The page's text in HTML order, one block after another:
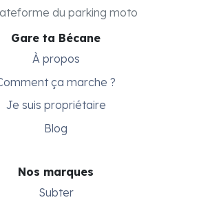
Gare ta Bécane
À propos
ça marche ?
Je suis propriétaire
Blog
Nos marques
Subter
du parking moto